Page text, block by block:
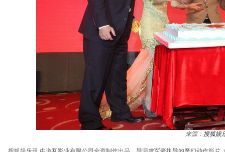
来源： 搜狐娱